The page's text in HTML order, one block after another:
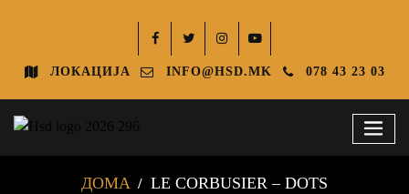
ЛОКАЦИЈА INFO@HSD.MK 078 43 23 03
ДОМА LE CORBUSIER – DOTS